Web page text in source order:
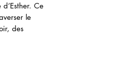
Ce
le
des